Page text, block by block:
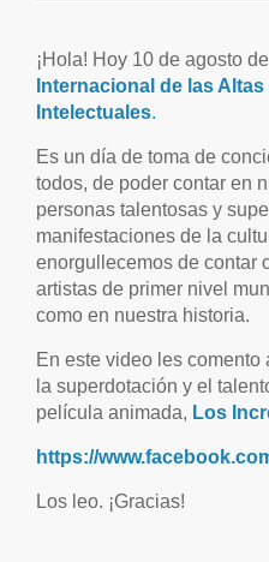
¡Hola! Hoy 10 de agosto
Internacional de las
Intelectuales.
Es un día de toma de
todos, de poder contar en
personas talentosas y
manifestaciones de la
enorgullecemos de contar
artistas de primer nivel
como en nuestra historia.
En este video les
la superdotación y el
película animada, Los
https://
Los leo. ¡Gracias!